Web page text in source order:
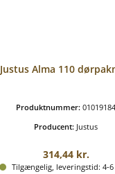
Justus Alma 110
Produktnummer: 01019184
Producent: Justus
Almindelig pris:
314,44 kr.
Tilgængelig, leveringstid: 4-6